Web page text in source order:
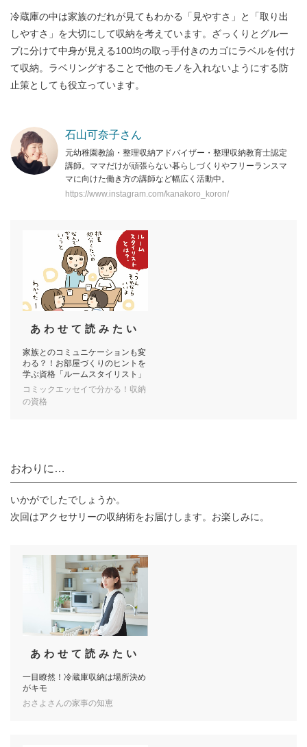
冷蔵庫の中は家族のだれが見てもわかる「見やすさ」と「取り出
しやすさ」を大切にして収納を考えています。ざっくりとグルー
プに分けて中身が見える100均の取っ手付きのカゴにラベルを付け
て収納。ラベリングすることで他のモノを入れないようにする防
止策としても役立っています。
石山可奈子さん
元幼稚園教諭・整理収納アドバイザー・整理収納教育士認定
講師。ママだけが頑張らない暮らしづくりやフリーランスマ
マに向けた働き方の講師など幅広く活動中。
https://www.instagram.com/kanakoro_koron/
あわせて読みたい
家族とのコミュニケーションも変
わる？！お部屋づくりのヒントを
学ぶ資格「ルームスタイリスト」
コミックエッセイで分かる！収納
の資格
おわりに…
いかがでしたでしょうか。
次回はアクセサリーの収納術をお届けします。お楽しみに。
あわせて読みたい
一目瞭然！冷蔵庫収納は場所決め
がキモ
おさよさんの家事の知恵